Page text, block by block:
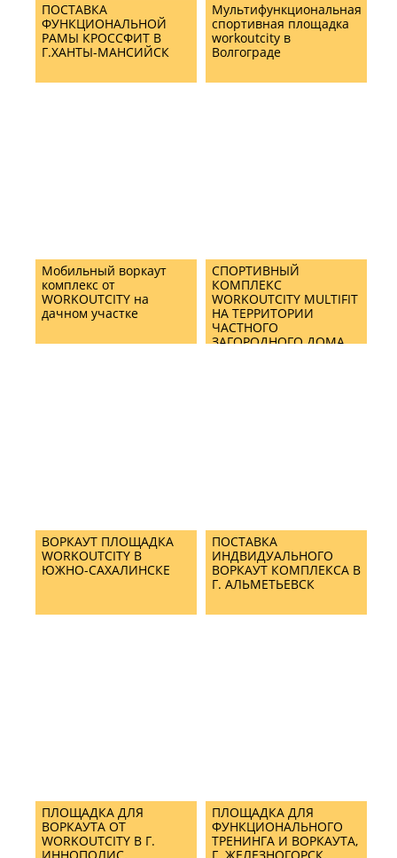
ПОСТАВКА
ФУНКЦИОНАЛЬНОЙ
РАМЫ КРОССФИТ В
Г.ХАНТЫ-МАНСИЙСК
Мультифункциональная
спортивная площадка
workoutcity в
Волгограде
Мобильный воркаут
комплекс от
WORKOUTCITY на
дачном участке
СПОРТИВНЫЙ
КОМПЛЕКС
WORKOUTCITY MULTIFIT
НА ТЕРРИТОРИИ
ЧАСТНОГО
ЗАГОРОДНОГО ДОМА
ВОРКАУТ ПЛОЩАДКА
WORKOUTCITY В
ЮЖНО-САХАЛИНСКЕ
ПОСТАВКА
ИНДВИДУАЛЬНОГО
ВОРКАУТ КОМПЛЕКСА В
Г. АЛЬМЕТЬЕВСК
ПЛОЩАДКА ДЛЯ
ВОРКАУТА ОТ
WORKOUTCITY В Г.
ПЛОЩАДКА ДЛЯ
ФУНКЦИОНАЛЬНОГО
ТРЕНИНГА И ВОРКАУТА,